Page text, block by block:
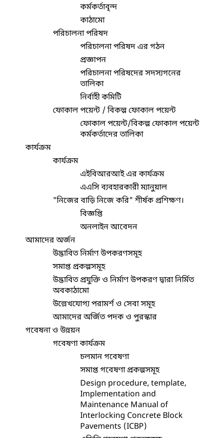
কর্মকর্তাবৃন্দ
কাঠামো
পরিচালনা পরিষদ
পরিচালনা পরিষদ এর গঠন
প্রজ্ঞাপন
পরিচালনা পরিষদের সদস্যগনের
তালিকা
নির্বাহী কমিটি
ফোকাল পয়েন্ট / বিকল্প ফোকাল পয়েন্ট
ফোকাল পয়েন্ট/বিকল্প ফোকাল পয়েন্ট
কর্মকর্তাদের তালিকা
কার্যক্রম
কার্যক্রম
এইবিআরআই এর কার্যক্রম
এএসি ব্যবহারকারী ম্যানুয়াল
"নিজের বাড়ি নিজে করি" শীর্ষক প্রশিক্ষণ।
বিজ্ঞপ্তি
অনলাইন আবেদন
আমাদের অর্জন
উদ্ভাবিত নির্মাণ উপকরণসমূহ
সমাপ্ত প্রকল্পসমূহ
উদ্ভাবিত প্রযুক্তি ও নির্মাণ উপকরণ দ্বারা নির্মিত
অবকাঠামো
উল্লেখযোগ্য পরামর্শ ও সেবা সমূহ
আমাদের অর্জিত পদক ও পুরস্কার
গবেষনা ও উন্নয়ন
গবেষণা কার্যক্রম
চলমান গবেষণা
সমাপ্ত গবেষণা প্রকল্পসমূহ
Design procedure, template,
Implementation and
Maintenance Manual of
Interlocking Concrete Block
Pavements (ICBP)